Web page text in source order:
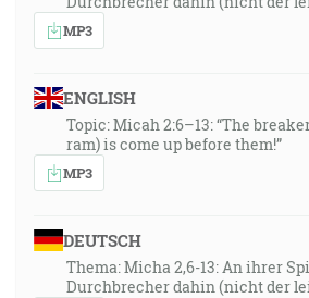
MP3
ENGLISH
Topic: Micah 2:6–13: “The
ram) is come up before them!”
MP3
DEUTSCH
Thema: Micha 2,6-13: An ihrer
Durchbrecher dahin (nicht der